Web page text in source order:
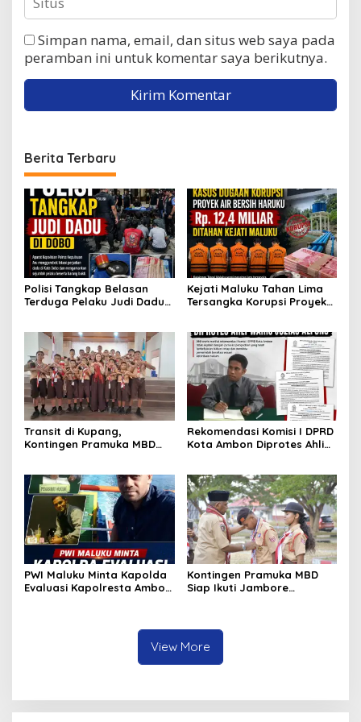
Simpan nama, email, dan situs web saya pada
peramban ini untuk komentar saya berikutnya.
Berita Terbaru
Polisi Tangkap Belasan
Terduga Pelaku Judi Dadu
Selisih Barang Bukti
Kejati Maluku Tahan Lima
Tersangka Korupsi Proyek
Transit di Kupang,
Kontingen Pramuka MBD
Wali Kota
Rekomendasi Komisi I DPRD
Kota Ambon Diprotes Ahli
PWI Maluku Minta Kapolda
Evaluasi Kapolresta Ambon
Kontingen Pramuka MBD
Siap Ikuti Jambore
View More